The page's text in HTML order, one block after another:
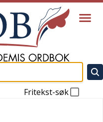
Fritekst-søk